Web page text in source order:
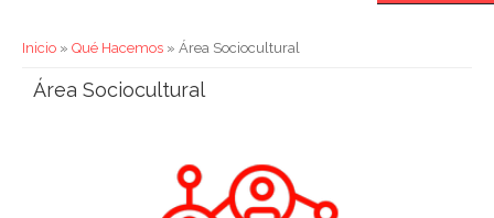
Usted está aquí
Inicio » Qué Hacemos » Área Sociocultural
Área Sociocultural